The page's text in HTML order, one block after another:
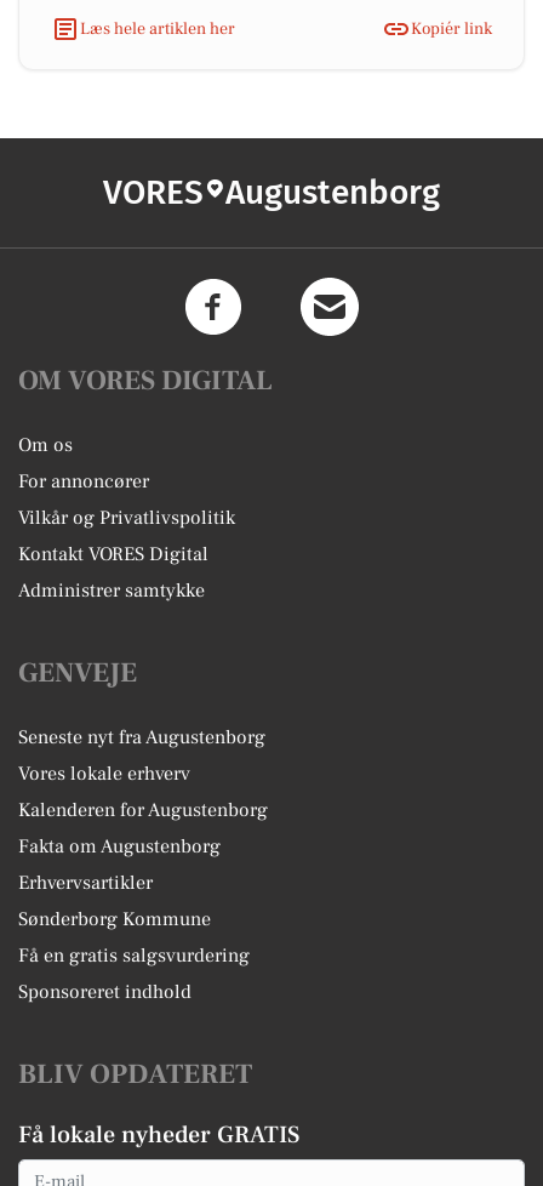
Læs hele artiklen her
Kopiér link
VORES Augustenborg
OM VORES DIGITAL
Om os
For annoncører
Vilkår og Privatlivspolitik
Kontakt VORES Digital
Administrer samtykke
GENVEJE
Seneste nyt fra Augustenborg
Vores lokale erhverv
Kalenderen for Augustenborg
Fakta om Augustenborg
Erhvervsartikler
Sønderborg Kommune
Få en gratis salgsvurdering
Sponsoreret indhold
BLIV OPDATERET
Få lokale nyheder GRATIS
Email